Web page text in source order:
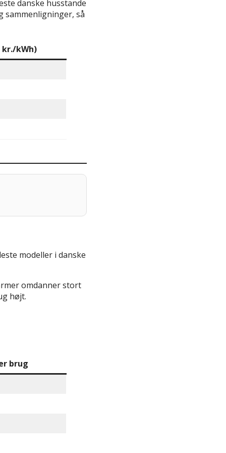
danske husstande
sammenligninger, så
kr./kWh)
modeller i danske
omdanner stort
højt.
brug